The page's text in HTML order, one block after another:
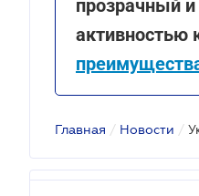
прозрачный
активностью
Главная / Новости /